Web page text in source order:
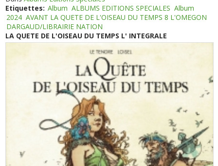
Etiquettes: Album ALBUMS EDITIONS SPECIALES Album
2024 AVANT LA QUETE DE L'OISEAU DU TEMPS 8 L'OMEGON
DARGAUD/LIBRAIRIE NATION
LA QUETE DE L'OISEAU DU TEMPS L' INTEGRALE